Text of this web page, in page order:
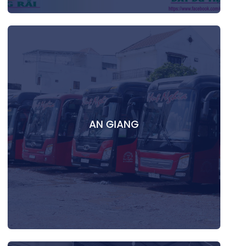
AN GIANG